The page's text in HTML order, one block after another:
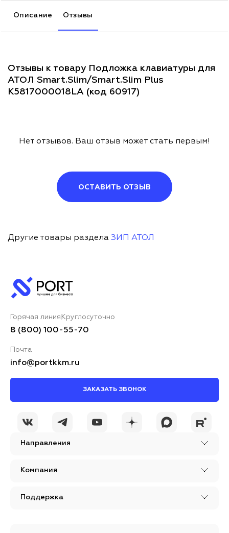
Описание Отзывы
Отзывы к товару Подложка клавиатуры для
АТОЛ Smart.Slim/Smart.Slim Plus
K5817000018LA (код 60917)
Нет отзывов. Ваш отзыв может стать первым!
ОСТАВИТЬ ОТЗЫВ
Другие товары раздела ЗИП АТОЛ
Направления
Компания
Поддержка
Горячая линия Круглосуточно
8 (800) 100-55-70
Почта
info@portkkm.ru
ЗАКАЗАТЬ ЗВОНОК